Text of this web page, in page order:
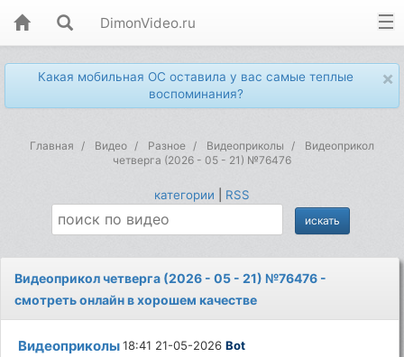
DimonVideo.ru
×
Какая мобильная ОС оставила у вас самые теплые
воспоминания?
Главная Видео Разное Видеоприколы
Видеоприкол
четверга (2026 - 05 - 21) №76476
категории RSS
Видеоприкол четверга (2026 - 05 - 21) №76476 -
смотреть онлайн в хорошем качестве
Видеоприколы18:41 21-05-2026Bot